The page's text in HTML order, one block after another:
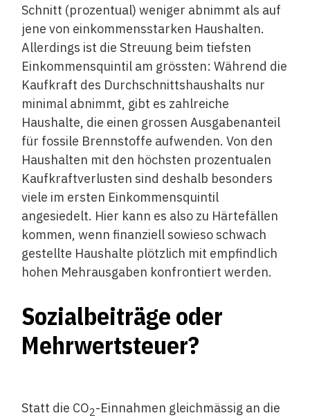
Schnitt (prozentual) weniger abnimmt als auf
jene von einkommensstarken Haushalten.
Allerdings ist die Streuung beim tiefsten
Einkommensquintil am grössten: Während die
Kaufkraft des Durchschnittshaushalts nur
minimal abnimmt, gibt es zahlreiche
Haushalte, die einen grossen Ausgabenanteil
für fossile Brennstoffe aufwenden. Von den
Haushalten mit den höchsten prozentualen
Kaufkraftverlusten sind deshalb besonders
viele im ersten Einkommensquintil
angesiedelt. Hier kann es also zu Härtefällen
kommen, wenn finanziell sowieso schwach
gestellte Haushalte plötzlich mit empfindlich
hohen Mehrausgaben konfrontiert werden.
Sozialbeiträge oder
Mehrwertsteuer?
Statt die CO2-Einnahmen gleichmässig an die